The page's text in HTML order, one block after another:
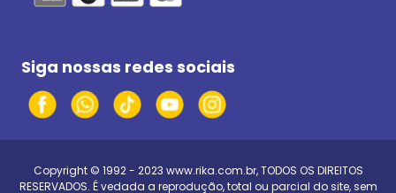
Siga nossas redes sociais
Copyright © 1992 - 2023 www.rika.com.br, TODOS OS DIREITOS
RESERVADOS. É vedada a reprodução, total ou parcial do site, sem